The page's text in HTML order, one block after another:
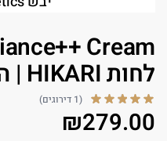
לחות HIKARI | היקארי
(1 דירוגים)
₪279.00